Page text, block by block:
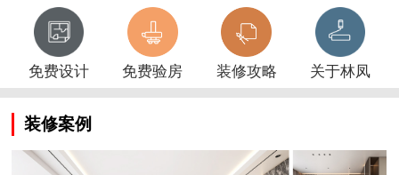
免费设计 免费验房 装修攻略 关于林凤
装修案例